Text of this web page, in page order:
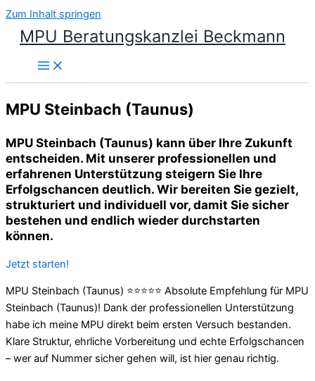
Zum Inhalt springen
MPU Beratungskanzlei Beckmann
MPU Steinbach (Taunus)
MPU Steinbach (Taunus) kann über Ihre Zukunft
entscheiden. Mit unserer professionellen und
erfahrenen Unterstützung steigern Sie Ihre
Erfolgschancen deutlich. Wir bereiten Sie gezielt,
strukturiert und individuell vor, damit Sie sicher
bestehen und endlich wieder durchstarten
können.
Jetzt starten!
MPU Steinbach (Taunus) ⭐⭐⭐⭐⭐ Absolute Empfehlung für MPU
Steinbach (Taunus)! Dank der professionellen Unterstützung
habe ich meine MPU direkt beim ersten Versuch bestanden.
Klare Struktur, ehrliche Vorbereitung und echte Erfolgschancen
– wer auf Nummer sicher gehen will, ist hier genau richtig.